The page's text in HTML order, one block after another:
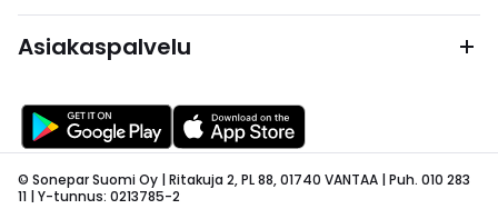
Asiakaspalvelu
© Sonepar Suomi Oy | Ritakuja 2, PL 88, 01740 VANTAA | Puh. 010 283
11 | Y-tunnus: 0213785-2